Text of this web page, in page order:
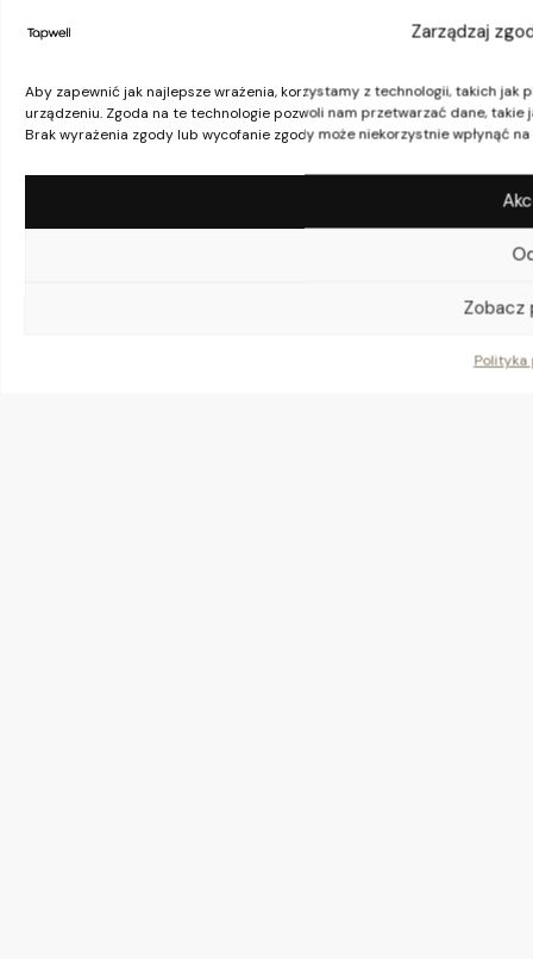
Zarządzaj
Aby zapewnić jak najlepsze wrażenia, korzystamy z technologii, takich
urządzeniu. Zgoda na te technologie pozwoli nam przetwarzać dane,
Brak wyrażenia zgody lub wycofanie zgody może niekorzystnie wpłynąć
Zobacz
Polityka